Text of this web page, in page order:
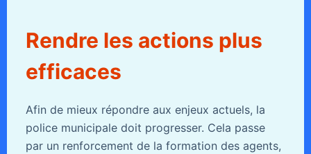
Rendre les actions plus
efficaces
Afin de mieux répondre aux enjeux actuels, la
police municipale doit progresser. Cela passe
par un renforcement de la formation des agents,